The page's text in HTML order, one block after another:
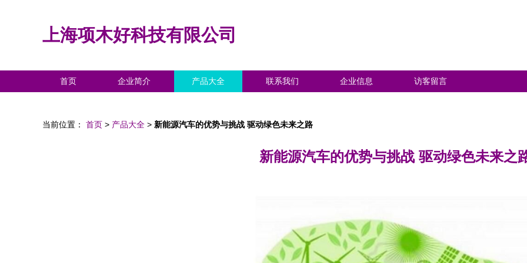
上海项木好科技有限公司
首页 企业简介 产品大全 联系我们 企业信息 访客留言
当前位置： 首页 > 产品大全 > 新能源汽车的优势与挑战 驱动绿色未来之路
新能源汽车的优势与挑战 驱动绿色未来之